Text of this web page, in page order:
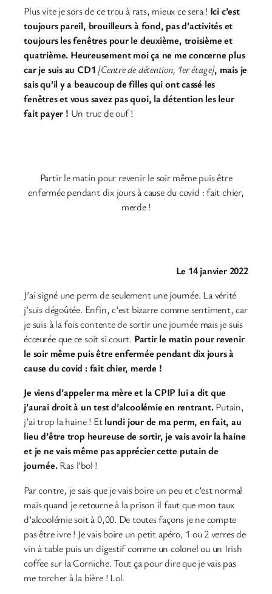
Plus vite je sors de ce trou à rats, mieux ce sera ! Ici c’est
toujours pareil, brouilleurs à fond, pas d’activités et
toujours les fenêtres pour le deuxième, troisième et
quatrième. Heureusement moi ça ne me concerne plus
car je suis au CD1[Centre de détention, 1er étage], mais je
sais qu’il y a beaucoup de filles qui ont cassé les
fenêtres et vous savez pas quoi, la détention les leur
fait payer ! Un truc de ouf !
Partir le matin pour revenir le soir même puis être
enfermée pendant dix jours à cause du covid : fait chier,
merde !
Le 14 janvier 2022
J’ai signé une perm de seulement une journée. La vérité
j’suis dégoûtée. Enfin, c’est bizarre comme sentiment, car
je suis à la fois contente de sortir une journée mais je suis
écœurée que ce soit si court. Partir le matin pour revenir
le soir même puis être enfermée pendant dix jours à
cause du covid : fait chier, merde !
Je viens d’appeler ma mère et la CPIP lui a dit que
j’aurai droit à un test d’alcoolémie en rentrant.Putain,
j’ai trop la haine ! Etlundi jour de ma perm, en fait, au
lieu d’être trop heureuse de sortir, je vais avoir la haine
et je ne vais même pas apprécier cette putain de
journée.Ras l’bol !
Par contre, je sais que je vais boire un peu et c’est normal
mais quand je retourne à la prison il faut que mon taux
d’alcoolémie soit à 0,00. De toutes façons je ne compte
pas être ivre ! Je vais boire un petit apéro, 1 ou 2 verres de
vin à table puis un digestif comme un colonel ou un Irish
coffee sur la Corniche. Tout ça pour dire que je vais pas
me torcher à la bière ! Lol.